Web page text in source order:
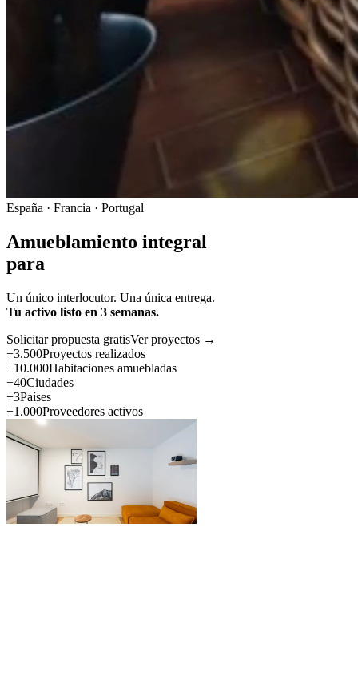
España · Francia · Portugal
Amueblamiento integral
para
Un único interlocutor. Una única entrega.
Tu activo listo en 3 semanas.
Solicitar propuesta gratisVer proyectos →
+3.500Proyectos realizados
+10.000Habitaciones amuebladas
+40Ciudades
+3Países
+1.000Proveedores activos